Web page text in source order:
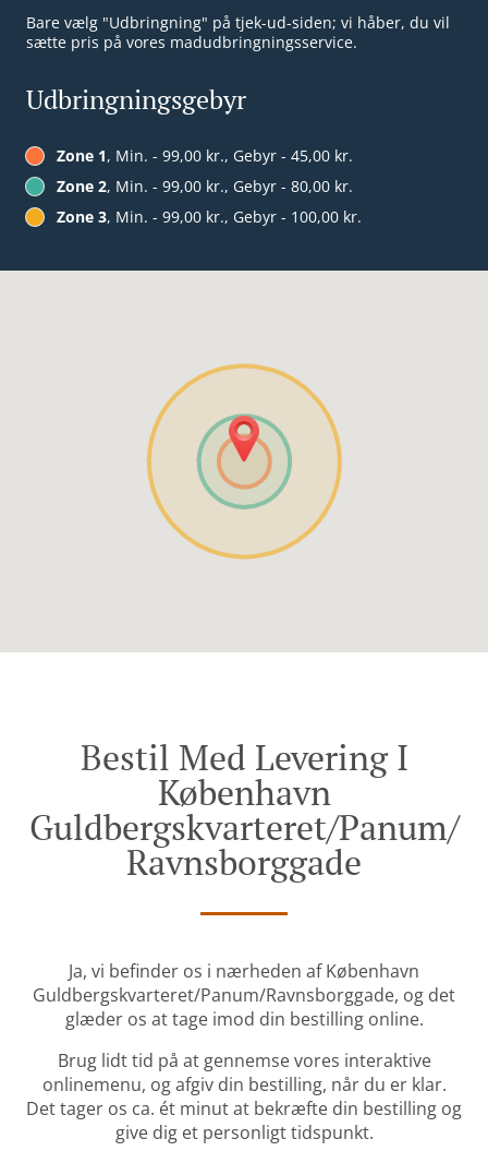
Bare vælg "Udbringning" på tjek-ud-siden; vi håber, du vil
sætte pris på vores madudbringningsservice.
Udbringningsgebyr
Zone 1, Min. - 99,00 kr., Gebyr - 45,00 kr.
Zone 2, Min. - 99,00 kr., Gebyr - 80,00 kr.
Zone 3, Min. - 99,00 kr., Gebyr - 100,00 kr.
Bestil Med Levering I
København
Guldbergskvarteret/Panum/
Ravnsborggade
Ja, vi befinder os i nærheden af København
Guldbergskvarteret/Panum/Ravnsborggade, og det
glæder os at tage imod din bestilling online.
Brug lidt tid på at gennemse vores interaktive
onlinemenu, og afgiv din bestilling, når du er klar.
Det tager os ca. ét minut at bekræfte din bestilling og
give dig et personligt tidspunkt.